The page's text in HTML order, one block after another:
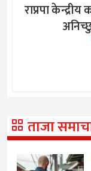
राप्रपा
ताजा